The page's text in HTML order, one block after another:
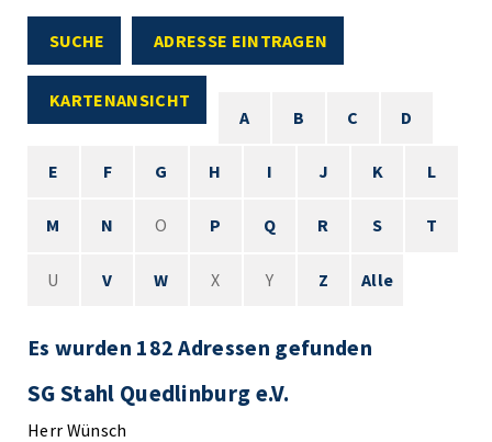
SUCHE ADRESSE EINTRAGEN
KARTENANSICHT
A
B C D
E F G H I J K L
M N O P Q R S T
U V W X Y Z Alle
Es wurden 182 Adressen gefunden
SG Stahl Quedlinburg e.V.
Herr Wünsch